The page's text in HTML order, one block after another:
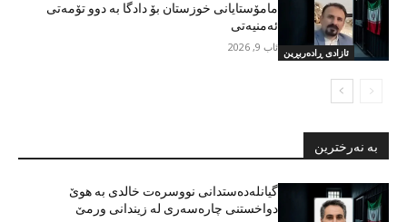
ئازادی ڕادەربڕین
مامۆستایانی خوزستان بۆ دادگا بە دوو تۆمەتی
ئەمنیەتی
ئاب 9, 2026
بە نەرخترین
گیانلەدەستدانی نووسرەت خالدی بە هوێ
دواخستنی چارەسەری لە زیندانی ورمێ